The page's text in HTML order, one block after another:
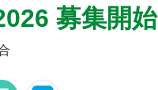
募集開始